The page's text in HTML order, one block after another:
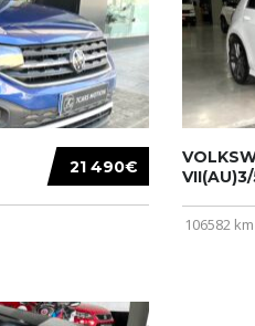
21 490€
106582 km